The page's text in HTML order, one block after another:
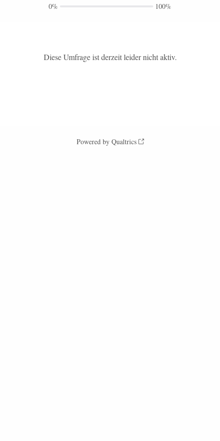
Diese Umfrage ist derzeit leider nicht aktiv.
0% 100%
Powered by Qualtrics